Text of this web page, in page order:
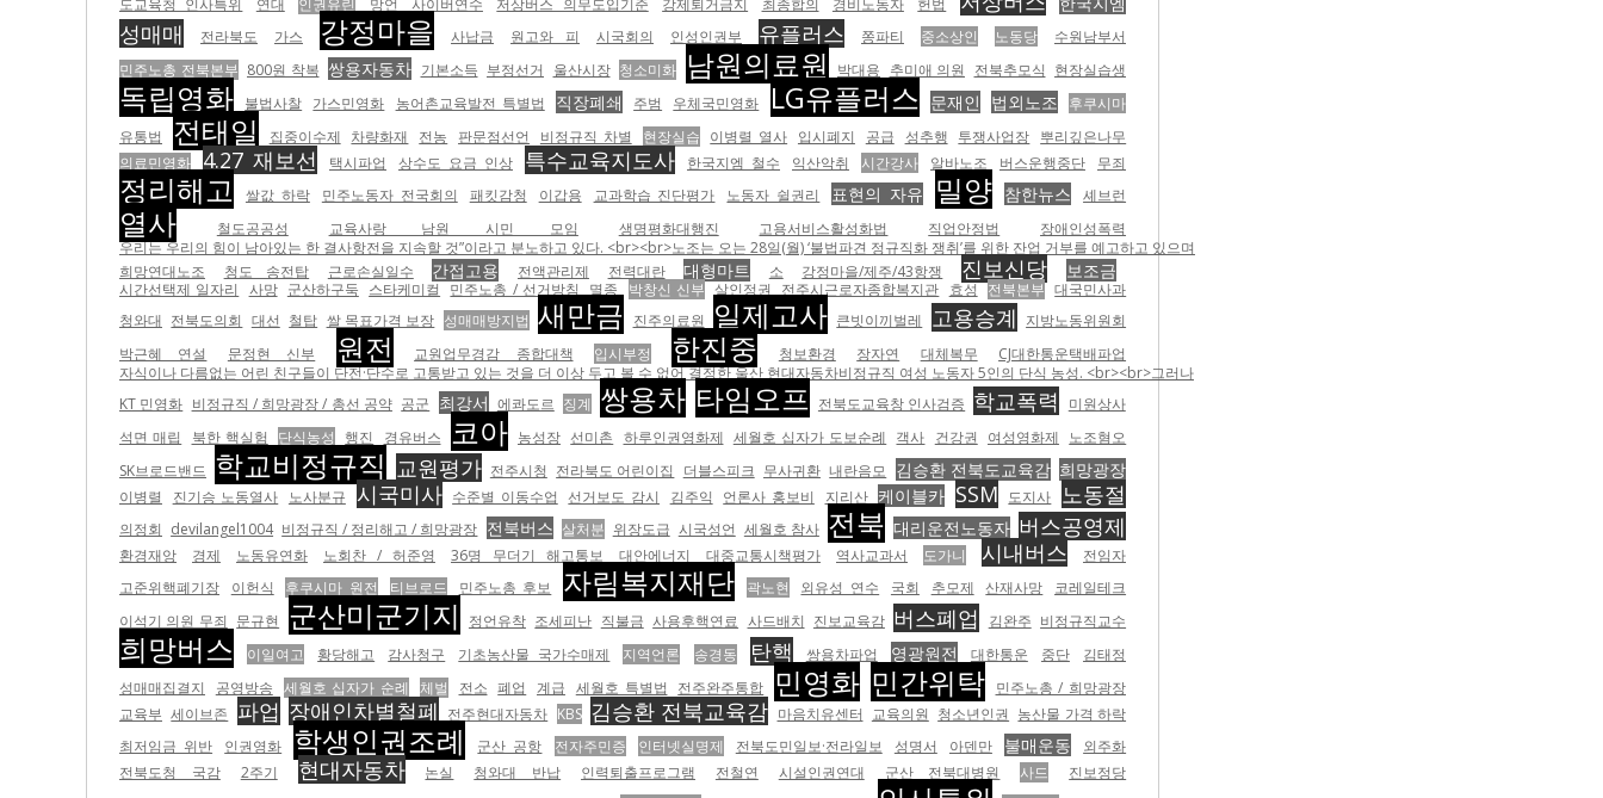
도교육청 인사특위 연대 인권유린 망언 사이버연수 저상버스 의무도입기준 강제퇴거금지 최종합의 경비노동자 헌법
성매매 전라북도 가스 강정마을 사납금 원고와 피 시국회의 인성인권부 유플러스 쫑파티 중소상인 노동당
수원남부서
민주노총 전북본부 800원 착복 쌍용자동차 기본소득 부정선거 울산시장 청소미화 남원의료원 박대용 추미애 의원 전북추모식 현장실습생
독립영화 불법사찰 가스민영화 농어촌교육발전 특별법 직장폐쇄 주범 우체국민영화 LG유플러스 문재인 법외노조
후쿠시마
유통법
전태일 집중이수제 차량화재 전농 판문점선언 비정규직 차별 현장실습 이병렬 열사 입시폐지 공급 성추행 투쟁사업장 뿌리깊은나무
의료민영화
4.27 재보선 택시파업 상수도 요금 인상 특수교육지도사 한국지엠 철수 익산악취 시간강사 알바노조 버스운행중단 무죄
정리해고 쌀값 하락 민주노동자 전국회의 패킷감청 이갑용 교과학습 진단평가 노동자 쉴권리 표현의 자유 밀양 참한뉴스 셰브런
열사 철도공공성 교육사랑 남원 시민 모임 생명평화대행진 고용서비스활성화법 직업안정법
장애인성폭력
우리는 우리의 힘이 남아있는 한 결사항전을 지속할 것”이라고 분노하고 있다. <br><br>노조는 오는 28일(월) ‘불법파견 정규직화 쟁취’를 위한 잔업 거부를 예고하고 있으며
희망연대노조
청도 송전탑 근로손실일수 간접고용 전액관리제 전력대란 대형마트 소 강정마을/제주/43항쟁 진보신당 보조금
시간선택제 일자리 사망 군산하구둑 스타케미컬 민주노총 / 선거방침 멸종 박창신 신부 살인정권 전주시근로자종합복지관 효성 전북본부 대국민사과
청와대 전북도의회 대선 철탑 쌀 목표가격 보장 성매매방지법 새만금 진주의료원 일제고사 큰빗이끼벌레 고용승계 지방노동위원회
박근혜 연설
문정현 신부 원전 교원업무경감 종합대책 입시부정 한진중 청보환경 장자연 대체복무
CJ대한통운택배파업
자식이나 다름없는 어린 친구들이 단전·단수로 고통받고 있는 것을 더 이상 두고 볼 수 없어 결정한 울산 현대자동차비정규직 여성 노동자 5인의 단식 농성. <br><br>그러나
KT 민영화 비정규직 / 희망광장 / 총선 공약 공군 최강서 에콰도르 징계 쌍용차 타임오프 전북도교육창 인사검증 학교폭력
미원상사
석면 매립
북한 핵실험 단식농성 행진 경유버스 코아 농성장 선미촌 하루인권영화제 세월호 십자가 도보순례 객사 건강권 여성영화제 노조혐오
SK브로드밴드 학교비정규직 교원평가 전주시청 전라북도 어린이집 더블스피크 무사귀환 내란음모 김승환 전북도교육감 희망광장
이병렬 진기승 노동열사 노사분규 시국미사 수준별 이동수업 선거보도 감시 김주익 언론사 홍보비 지리산 케이블카 SSM 도지사 노동절
의정회 devilangel1004 비정규직 / 정리해고 / 희망광장 전북버스 살처분 위장도급 시국성언 세월호 참사 전북 대리운전노동자 버스공영제
환경재앙 경제 노동유연화 노회찬 / 허준영 36명 무더기 해고통보 대안에너지 대중교통시책평가 역사교과서 도가니 시내버스
전임자
고준위핵폐기장
이헌식 후쿠시마 원전 티브로드 민주노총 후보 자림복지재단 곽노현 외유성 연수 국회 추모제 산재사망
코레일테크
이석기 의원 무죄 문규현 군산미군기지 정언유착 조세피난 직불금 사용후핵연료 사드배치 진보교육감 버스폐업 김완주 비정규직교수
희망버스 이일여고 황당해고 감사청구 기초농산물 국가수매제 지역언론 송경동 탄핵 쌍용차파업 영광원전 대한통운 중단
김태정
성매매집결지
공영방송 세월호 십자가 순례 체벌 전소 폐업 계급 세월호 특별법 전주완주통합 민영화 민간위탁
민주노총 / 희망광장
교육부 세이브존 파업 장애인차별철폐 전주현대자동차 KBS 김승환 전북교육감 마음치유센터 교육의원 청소년인권 농산물 가격 하락
최저임금 위반
인권영화 학생인권조례 군산 공항 전자주민증 인터넷실명제 전북도민일보·전라일보 성명서 아덴만 불매운동
외주화
전북도청 국감
2주기 현대자동차 논실 청와대 반납 인력퇴출프로그램 전철연 시설인권연대 군산 전북대병원 사드
진보정당